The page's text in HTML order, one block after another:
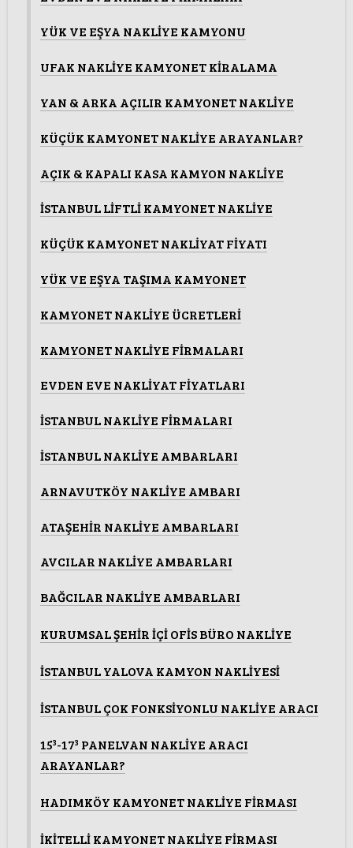
YÜK VE EŞYA NAKLİYE KAMYONU
UFAK NAKLİYE KAMYONET KİRALAMA
YAN & ARKA AÇILIR KAMYONET NAKLİYE
KÜÇÜK KAMYONET NAKLİYE ARAYANLAR?
AÇIK & KAPALI KASA KAMYON NAKLİYE
İSTANBUL LİFTLİ KAMYONET NAKLİYE
KÜÇÜK KAMYONET NAKLİYAT FİYATI
YÜK VE EŞYA TAŞIMA KAMYONET
KAMYONET NAKLİYE ÜCRETLERİ
KAMYONET NAKLİYE FİRMALARI
EVDEN EVE NAKLİYAT FİYATLARI
İSTANBUL NAKLİYE FİRMALARI
İSTANBUL NAKLİYE AMBARLARI
ARNAVUTKÖY NAKLİYE AMBARI
ATAŞEHİR NAKLİYE AMBARLARI
AVCILAR NAKLİYE AMBARLARI
BAĞCILAR NAKLİYE AMBARLARI
KURUMSAL ŞEHİR İÇİ OFİS BÜRO NAKLİYE
İSTANBUL YALOVA KAMYON NAKLİYESİ
İSTANBUL ÇOK FONKSİYONLU NAKLİYE ARACI
15³-17³ PANELVAN NAKLİYE ARACI
ARAYANLAR?
HADIMKÖY KAMYONET NAKLİYE FİRMASI
İKİTELLİ KAMYONET NAKLİYE FİRMASI